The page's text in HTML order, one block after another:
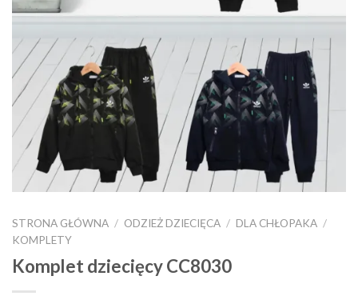
STRONA GŁÓWNA / ODZIEŻ DZIECIĘCA / DLA CHŁOPAKA /
KOMPLETY
Komplet dziecięcy CC8030